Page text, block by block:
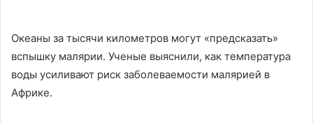
Океаны за тысячи километров могут «предсказать»
вспышку малярии. Ученые выяснили, как температура
воды усиливают риск заболеваемости малярией в
Африке.